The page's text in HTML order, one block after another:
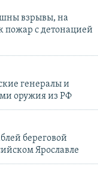
взрывы, на
пожар с детонацией
генералы и
оружия из РФ
береговой
Ярославле